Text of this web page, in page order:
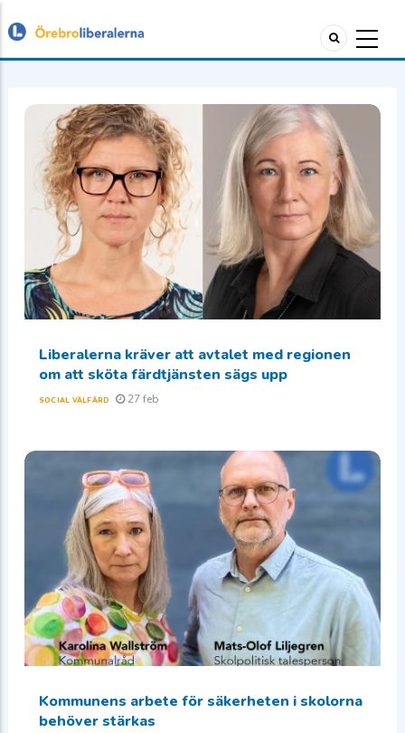
Liberalerna kräver att avtalet med regionen
om att sköta färdtjänsten sägs upp
SOCIAL VÄLFÄRD 27 feb
Kommunens arbete för säkerheten i skolorna
behöver stärkas